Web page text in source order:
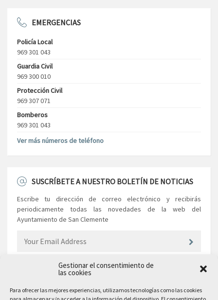
Gestionar el consentimiento de
las cookies
Para ofrecer las mejores experiencias, utilizamos tecnologías como las cookies
EMERGENCIAS
Policía Local
969 301 043
Guardia Civil
969 300 010
Protección Civil
969 307 071
Bomberos
969 301 043
Ver más números de teléfono
SUSCRÍBETE A NUESTRO BOLETÍN DE NOTICIAS
Escribe tu dirección de correo electrónico y recibirás
periodicamente todas las novedades de la web del
Ayuntamiento de San Clemente
EL AYUNTAMIENTO